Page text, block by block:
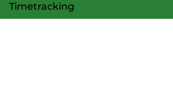
Timetracking